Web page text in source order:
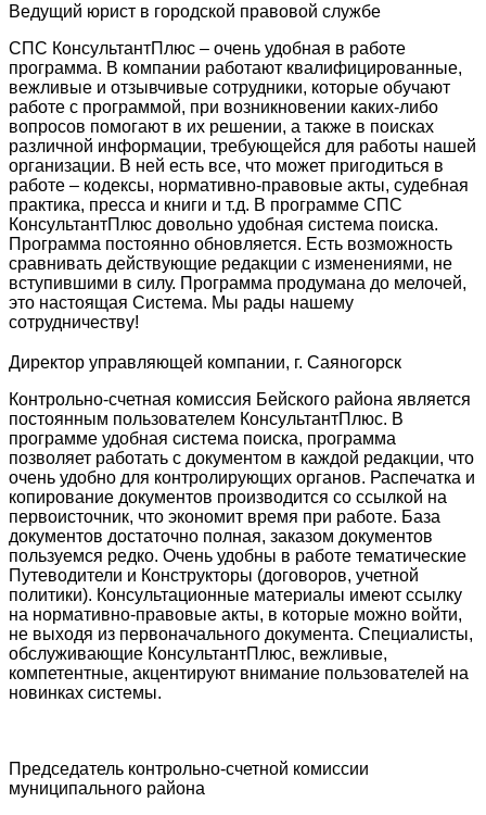
Ведущий юрист в городской правовой службе
СПС КонсультантПлюс – очень удобная в работе
программа. В компании работают квалифицированные,
вежливые и отзывчивые сотрудники, которые обучают
работе с программой, при возникновении каких-либо
вопросов помогают в их решении, а также в поисках
различной информации, требующейся для работы нашей
организации. В ней есть все, что может пригодиться в
работе – кодексы, нормативно-правовые акты, судебная
практика, пресса и книги и т.д. В программе СПС
КонсультантПлюс довольно удобная система поиска.
Программа постоянно обновляется. Есть возможность
сравнивать действующие редакции с изменениями, не
вступившими в силу. Программа продумана до мелочей,
это настоящая Система. Мы рады нашему
сотрудничеству!
Директор управляющей компании, г. Саяногорск
Контрольно-счетная комиссия Бейского района является
постоянным пользователем КонсультантПлюс. В
программе удобная система поиска, программа
позволяет работать с документом в каждой редакции, что
очень удобно для контролирующих органов. Распечатка и
копирование документов производится со ссылкой на
первоисточник, что экономит время при работе. База
документов достаточно полная, заказом документов
пользуемся редко. Очень удобны в работе тематические
Путеводители и Конструкторы (договоров, учетной
политики). Консультационные материалы имеют ссылку
на нормативно-правовые акты, в которые можно войти,
не выходя из первоначального документа. Специалисты,
обслуживающие КонсультантПлюс, вежливые,
компетентные, акцентируют внимание пользователей на
новинках системы.
Председатель контрольно-счетной комиссии
муниципального района